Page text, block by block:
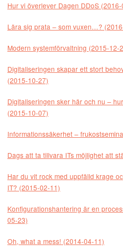
Hur vi överlever Dagen DDoS
Lära sig prata – som vuxen…?
Modern systemförvaltning (2015-12-
Digitaliseringen skapar ett stort
(2015-10-27)
Digitaliseringen sker här och nu –
(2015-10-07)
Informationssäkerhet –
Dags att ta tillvara ITs möjlighet att
Har du vit rock med uppfälld krage
IT? (2015-02-11)
Konfigurationshantering är en
05-23)
Oh, what a mess! (2014-04-11)